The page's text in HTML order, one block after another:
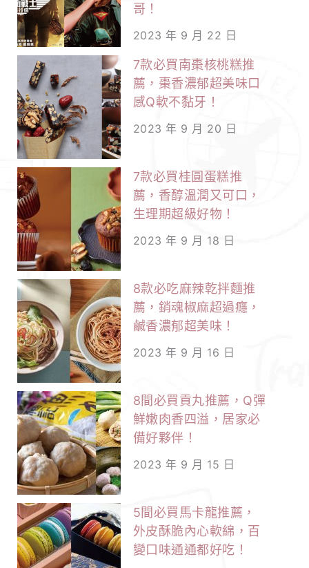
哥！
2023 年 9 月 22 日
7款必買南棗核桃糕推
薦，棗香濃郁超美味口
感Q軟不黏牙！
2023 年 9 月 20 日
7款必買桂圓蛋糕推
薦，香醇溫潤又可口，
生理期超級好物！
2023 年 9 月 18 日
8款必吃麻辣乾拌麵推
薦，銷魂椒麻超過癮，
鹹香濃郁超美味！
2023 年 9 月 16 日
8間必買貢丸推薦，Q彈
鮮嫩肉香四溢，居家必
備好夥伴！
2023 年 9 月 15 日
5間必買馬卡龍推薦，
外皮酥脆內心軟綿，百
變口味通通都好吃！